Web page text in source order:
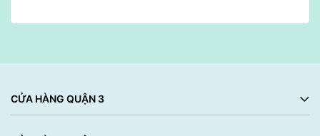
CỬA HÀNG QUẬN 3